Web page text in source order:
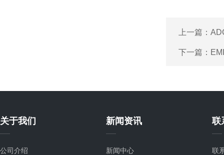
上一篇：
下一篇：
关于我们
公司介绍
新闻资讯
新闻中心
联
联